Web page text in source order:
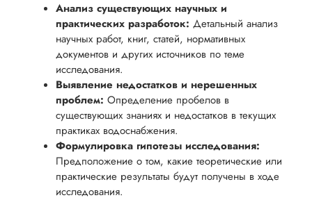
Анализ существующих научных и
практических разработок: Детальный анализ
научных работ, книг, статей, нормативных
документов и других источников по теме
исследования.
Выявление недостатков и нерешенных
проблем: Определение пробелов в
существующих знаниях и недостатков в текущих
практиках водоснабжения.
Формулировка гипотезы исследования:
Предположение о том, какие теоретические или
практические результаты будут получены в ходе
исследования.